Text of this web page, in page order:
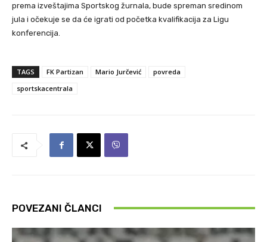
prema izveštajima Sportskog žurnala, bude spreman sredinom
jula i očekuje se da će igrati od početka kvalifikacija za Ligu
konferencija.
TAGS FK Partizan Mario Jurčević
povreda
sportskacentrala
POVEZANI ČLANCI